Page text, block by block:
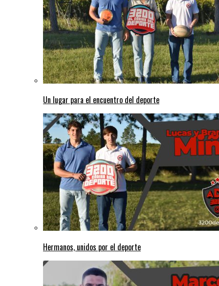
Un lugar para el encuentro del deporte
Hermanos, unidos por el deporte